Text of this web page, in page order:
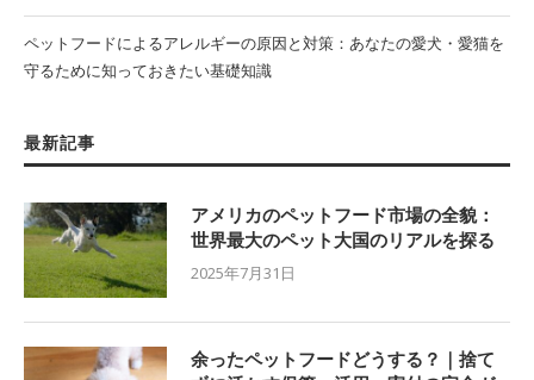
ペットフードによるアレルギーの原因と対策：あなたの愛犬・愛猫を
守るために知っておきたい基礎知識
最新記事
アメリカのペットフード市場の全貌：
世界最大のペット大国のリアルを探る
2025年7月31日
余ったペットフードどうする？｜捨て